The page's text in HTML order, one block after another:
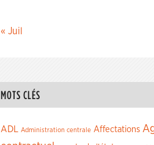
« Juil
MOTS CLÉS
ADL Administration centrale Affectations